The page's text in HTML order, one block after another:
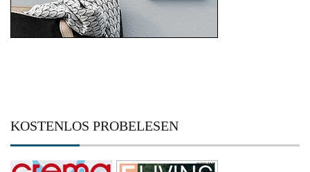
KOSTENLOS PROBELESEN